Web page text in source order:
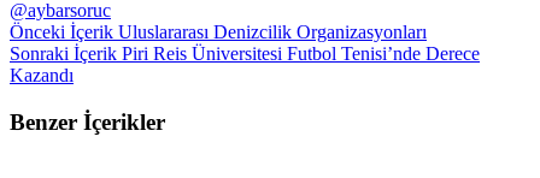
@aybarsoruc
Önceki İçerik Uluslararası Denizcilik Organizasyonları
Sonraki İçerik Piri Reis Üniversitesi Futbol Tenisi’nde Derece
Kazandı
Benzer İçerikler